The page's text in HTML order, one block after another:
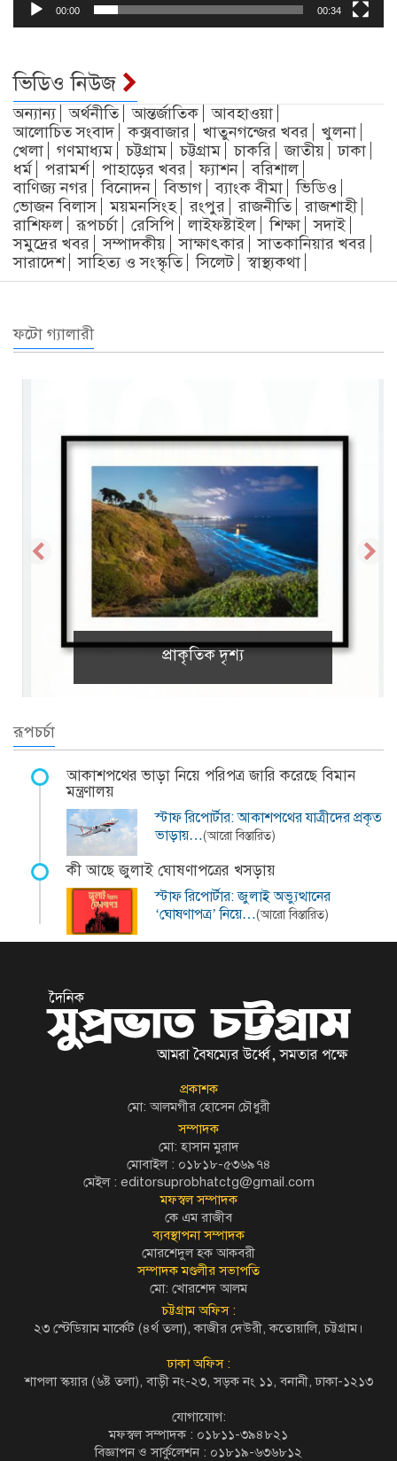
00:00 00:34
ভিডিও নিউজ
অন্যান্য অর্থনীতি আন্তর্জাতিক
আবহাওয়া
আলোচিত সংবাদ
কক্সবাজার খাতুনগন্জের খবর
খুলনা
খেলা
গণমাধ্যম চট্টগ্রাম চট্টগ্রাম চাকরি জাতীয়
ঢাকা
ধর্ম
পরামর্শ পাহাড়ের খবর ফ্যাশন
বরিশাল
বাণিজ্য নগর
বিনোদন বিভাগ ব্যাংক বীমা
ভিডিও
ভোজন বিলাস
ময়মনসিংহ রংপুর রাজনীতি
রাজশাহী
রাশিফল
রূপচর্চা রেসিপি লাইফষ্টাইল শিক্ষা
সদাই
সমুদ্রের খবর
সম্পাদকীয় সাক্ষাৎকার
সাতকানিয়ার খবর
সারাদেশ
সাহিত্য ও সংস্কৃতি সিলেট স্বাস্থ্যকথা
ফটো গ্যালারী
প্রাকৃতিক দৃশ্য
রূপচর্চা
আকাশপথের ভাড়া নিয়ে পরিপত্র জারি করেছে বিমান
মন্ত্রণালয়
স্টাফ রিপোর্টার: আকাশপথের যাত্রীদের প্রকৃত
ভাড়ায়…(আরো বিস্তারিত)
কী আছে জুলাই ঘোষণাপত্রের খসড়ায়
স্টাফ রিপোর্টার: জুলাই অভ্যুত্থানের
‘ঘোষণাপত্র’ নিয়ে…(আরো বিস্তারিত)
প্রকাশক
মো: আলমগীর হোসেন চৌধুরী
সম্পাদক
মো: হাসান মুরাদ
মোবাইল : ০১৮১৮-৫৩৬৯৭৪
মেইল : editorsuprobhatctg@gmail.com
মফস্বল সম্পাদক
কে এম রাজীব
ব্যবস্থাপনা সম্পাদক
মোরশেদুল হক আকবরী
সম্পাদক মণ্ডলীর সভাপতি
মো: খোরশেদ আলম
চট্টগ্রাম অফিস :
২৩ স্টেডিয়াম মার্কেট (৪র্থ তলা), কাজীর দেউরী, কতোয়ালি, চট্টগ্রাম।
ঢাকা অফিস :
শাপলা স্কয়ার (৬ষ্ট তলা), বাড়ী নং-২৩, সড়ক নং ১১, বনানী, ঢাকা-১২১৩
যোগাযোগ:
মফস্বল সম্পাদক : ০১৮১১-৩৯৪৮২১
বিজ্ঞাপন ও সার্কুলেশন : ০১৮১৯-৬৩৬৮১২